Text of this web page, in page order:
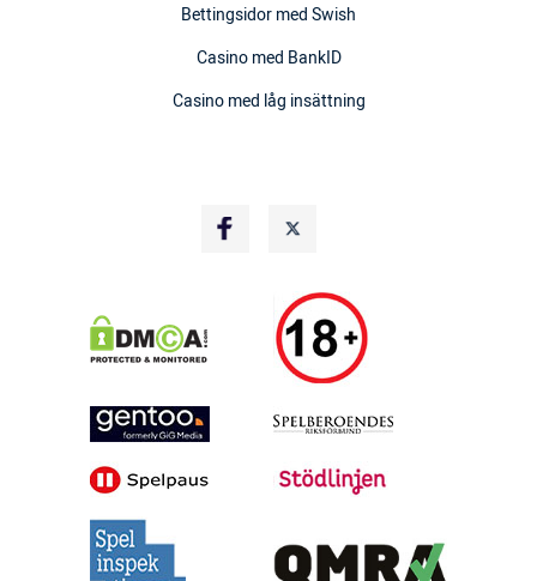
Bettingsidor med Swish
Casino med BankID
Casino med låg insättning